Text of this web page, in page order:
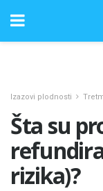
Izazovi plodnosti
Šta su
rizika)?